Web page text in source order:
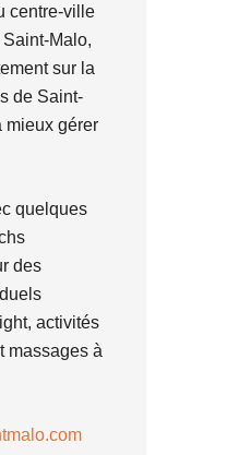
centre-ville
Malo,
sur la
de Saint-
mieux gérer
quelques
des
activités
massages à